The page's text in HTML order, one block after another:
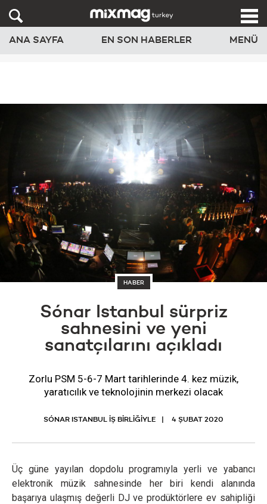
ANA SAYFA EN SON HABERLER MENÜ
HABER
Sónar Istanbul sürpriz
sahnesini ve yeni
sanatçılarını açıkladı
Zorlu PSM 5-6-7 Mart tarihlerinde 4. kez müzik,
yaratıcılık ve teknolojinin merkezi olacak
SÓNAR ISTANBUL İŞ BİRLİĞİYLE 4 ŞUBAT 2020
Üç güne yayılan dopdolu programıyla yerli ve yabancı
elektronik müzik sahnesinde her biri kendi alanında
başarıya ulaşmış değerli DJ ve prodüktörlere ev sahipliği